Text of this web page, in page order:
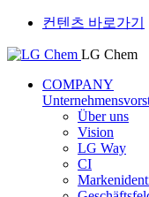
컨텐츠 바로가기
LG Chem
COMPANY
Über uns
Vision
LG Way
CI